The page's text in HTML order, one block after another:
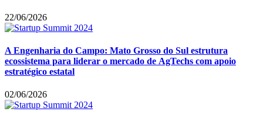
22/06/2026
A Engenharia do Campo: Mato Grosso do Sul estrutura
ecossistema para liderar o mercado de AgTechs com apoio
estratégico estatal
02/06/2026